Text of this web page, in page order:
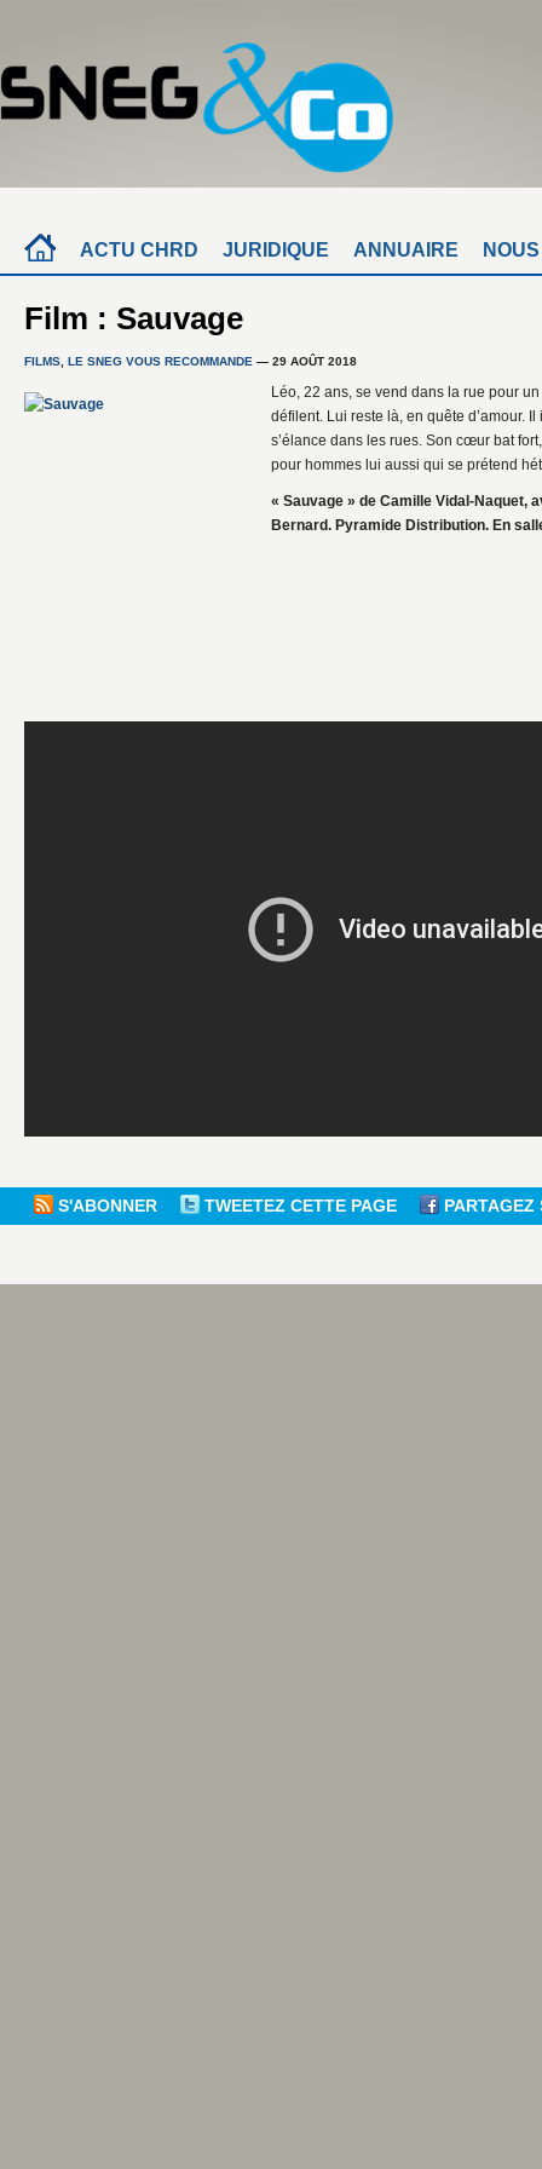
ACTU CHRD JURIDIQUE ANNUAIRE
Film : Sauvage
FILMS LE SNEG VOUS RECOMMANDE — 29 AOÛT 2018
Léo, 22 ans, se vend dans la rue pour
défilent. Lui reste là, en quête d’amour.
s’élance dans les rues. Son cœur bat
pour hommes lui aussi qui se prétend
« Sauvage » de Camille Vidal-Naquet,
Bernard. Pyramide Distribution. En
S'ABONNER TWEETEZ CETTE PAGE PARTAGEZ